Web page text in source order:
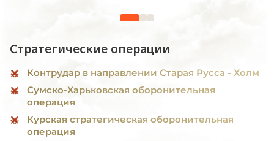
Стратегические операции
Контрудар в направлении Старая Русса - Холм
Сумско-Харьковская оборонительная
операция
Курская стратегическая оборонительная
операция